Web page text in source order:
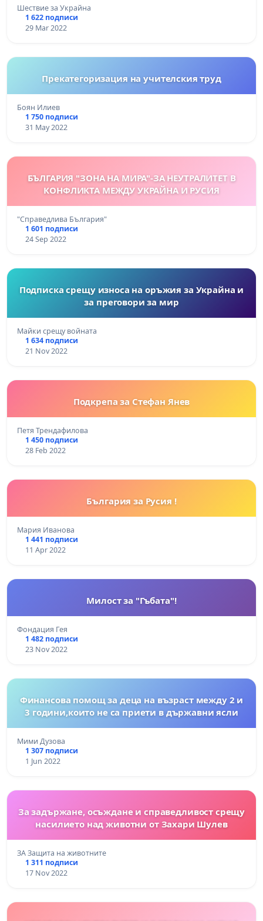
Шествие за Украйна
1 622 подписи
29 Mar 2022
Прекатегоризация на учителския труд
Боян Илиев
1 750 подписи
31 May 2022
БЪЛГАРИЯ "ЗОНА НА МИРА"-ЗА НЕУТРАЛИТЕТ В
КОНФЛИКТА МЕЖДУ УКРАЙНА И РУСИЯ
"Справедлива България"
1 601 подписи
24 Sep 2022
Подписка срещу износа на оръжия за Украйна и
за преговори за мир
Майки срещу войната
1 634 подписи
21 Nov 2022
Подкрепа за Стефан Янев
Петя Трендафилова
1 450 подписи
28 Feb 2022
България за Русия !
Мария Иванова
1 441 подписи
11 Apr 2022
Милост за "Гъбата"!
Фондация Гея
1 482 подписи
23 Nov 2022
Финансова помощ за деца на възраст между 2 и
3 години,които не са приети в държавни ясли
Мими Дузова
1 307 подписи
1 Jun 2022
За задържане, осъждане и справедливост срещу
насилието над животни от Захари Шулев
ЗА Защита на животните
1 311 подписи
17 Nov 2022